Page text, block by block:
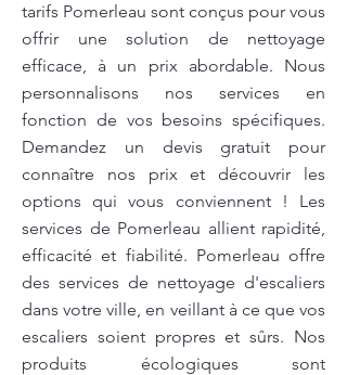
tarifs Pomerleau sont conçus pour vous
offrir une solution de nettoyage
efficace, à un prix abordable. Nous
personnalisons nos services en
fonction de vos besoins spécifiques.
Demandez un devis gratuit pour
connaître nos prix et découvrir les
options qui vous conviennent ! Les
services de Pomerleau allient rapidité,
efficacité et fiabilité. Pomerleau offre
des services de nettoyage d'escaliers
dans votre ville, en veillant à ce que vos
escaliers soient propres et sûrs. Nos
produits écologiques sont